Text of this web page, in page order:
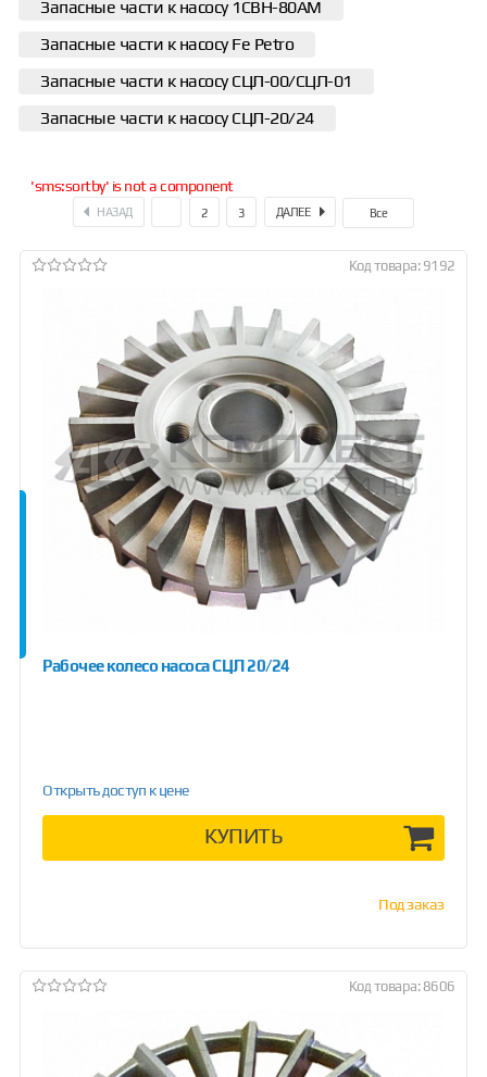
Запасные части к насосу 1СВН-80АМ
Запасные части к насосу Fe Petro
Запасные части к насосу СЦЛ-00/СЦЛ-01
Запасные части к насосу СЦЛ-20/24
'sms:sortby' is not a component
НАЗАД 2 3 ДАЛЕЕ Все
Код товара: 9192
Рабочее колесо насоса СЦЛ 20/24
Открыть доступ к цене
КУПИТЬ
Под заказ
Код товара: 8606